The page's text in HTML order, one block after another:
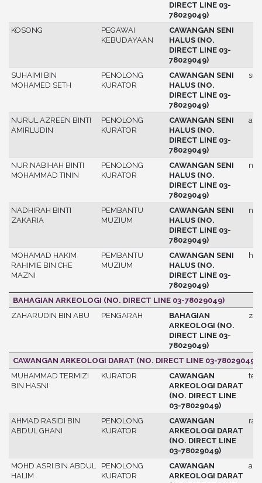
DIRECT LINE 03-
78029049)
KOSONG
PEGAWAI
KEBUDAYAAN
CAWANGAN SENI
HALUS (NO.
DIRECT LINE 03-
78029049)
SUHAIMI BIN
MOHAMED SETH
PENOLONG
KURATOR
CAWANGAN SENI
HALUS (NO.
DIRECT LINE 03-
78029049)
NURUL AZREEN BINTI
AMIRLUDIN
PENOLONG
KURATOR
CAWANGAN SENI
HALUS (NO.
DIRECT LINE 03-
78029049)
NUR NABIHAH BINTI
MOHAMMAD TININ
PENOLONG
KURATOR
CAWANGAN SENI
HALUS (NO.
DIRECT LINE 03-
78029049)
NADHIRAH BINTI
ZAKARIA
PEMBANTU
MUZIUM
CAWANGAN SENI
HALUS (NO.
DIRECT LINE 03-
78029049)
MOHAMAD HAKIM
RAHIMIE BIN CHE
MAZNI
PEMBANTU
MUZIUM
CAWANGAN SENI
HALUS (NO.
DIRECT LINE 03-
78029049)
BAHAGIAN ARKEOLOGI (NO. DIRECT LINE 03-78029049)
ZAHARUDIN BIN ABU
PENGARAH
BAHAGIAN
ARKEOLOGI (NO.
DIRECT LINE 03-
78029049)
CAWANGAN ARKEOLOGI DARAT (NO. DIRECT LINE 03-78029049)
MUHAMMAD TERMIZI
BIN HASNI
KURATOR
CAWANGAN
ARKEOLOGI DARAT
(NO. DIRECT LINE
03-78029049)
AHMAD RASIDI BIN
ABDUL GHANI
PENOLONG
KURATOR
CAWANGAN
ARKEOLOGI DARAT
(NO. DIRECT LINE
03-78029049)
MOHD ASRI BIN ABDUL
HALIM
PENOLONG
KURATOR
CAWANGAN
ARKEOLOGI DARAT
asri